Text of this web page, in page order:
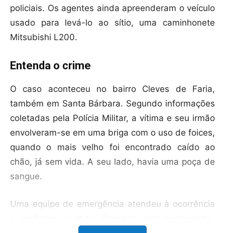
policiais. Os agentes ainda apreenderam o veículo
usado para levá-lo ao sítio, uma caminhonete
Mitsubishi L200.
Entenda o crime
O caso aconteceu no bairro Cleves de Faria,
também em Santa Bárbara. Segundo informações
coletadas pela Polícia Militar, a vítima e seu irmão
envolveram-se em uma briga com o uso de foices,
quando o mais velho foi encontrado caído ao
chão, já sem vida. A seu lado, havia uma poça de
sangue.
Uma equipe de emergência atendeu à ocorrência